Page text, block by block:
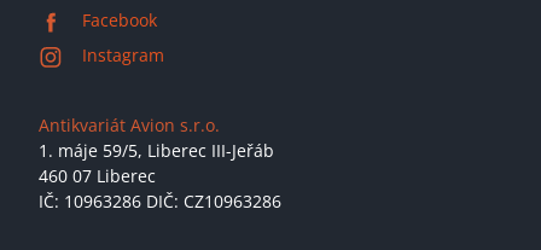
Facebook
Instagram
Antikvariát Avion s.r.o.
1. máje 59/5, Liberec III-Jeřáb
460 07 Liberec
IČ: 10963286 DIČ: CZ10963286